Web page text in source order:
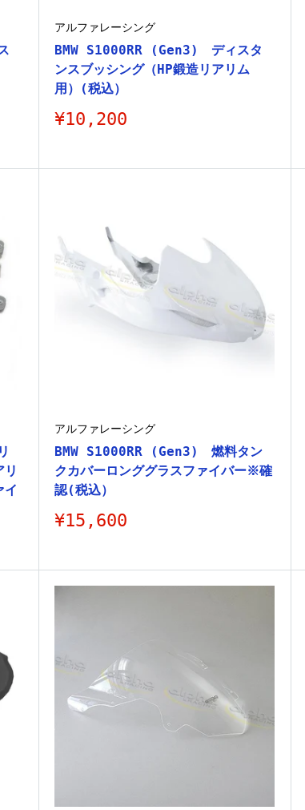
アルファレーシング
BMW S1000RR (Gen3) ディスタ
ンスブッシング（HP鍛造リアリム
用）(税込）
販
格
¥10,200
イ
アルファレーシング
BMW S1000RR (Gen3) 燃料タン
クカバーロンググラスファイバー※確
認(税込）
販
格
¥15,600